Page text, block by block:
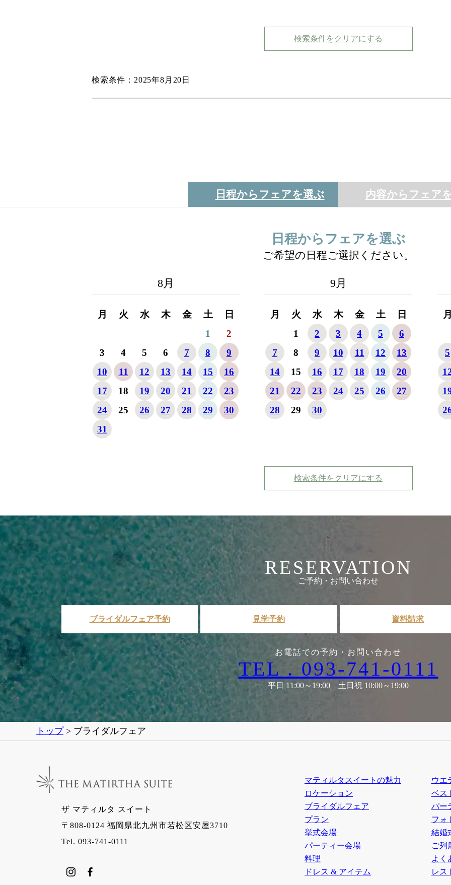
検索条件をクリアにする
検索条件：2025年8月20日
日程からフェアを選ぶ 内容からフェア
日程からフェアを選ぶ
ご希望の日程ご選択ください。
8月
月 火 水 木 金 土
日
1
2
3
4 5 6 7 8
9
10
11 12 13 14 15
16
17
18 19 20 21 22
23
24
25 26 27 28 29
30
31
9月
月 火 水 木 金 土
日
1
2 3 4 5
6
7
8 9 10 11 12
13
14
15 16 17 18 19
20
21
22 23 24 25 26
27
28
29 30
5
検索条件をクリアにする
RESERVATION
ご予約・お問い合わせ
ブライダルフェア予約 見学予約 資料請求
お電話での予約・お問い合わせ
TEL . 093-741-0111
平日 11:00～19:00 土日祝 10:00～19:00
トップ> ブライダルフェア
マティルタスイートの魅力
ロケーション
ブライダルフェア
プラン
挙式会場
パーティー会場
料理
ドレス & アイテム
ウエ
ベス
パー
フォ
結婚
ご列
よく
レス
ザ マティルタ スイート
〒808-0124 福岡県北九州市若松区安屋3710
Tel. 093-741-0111